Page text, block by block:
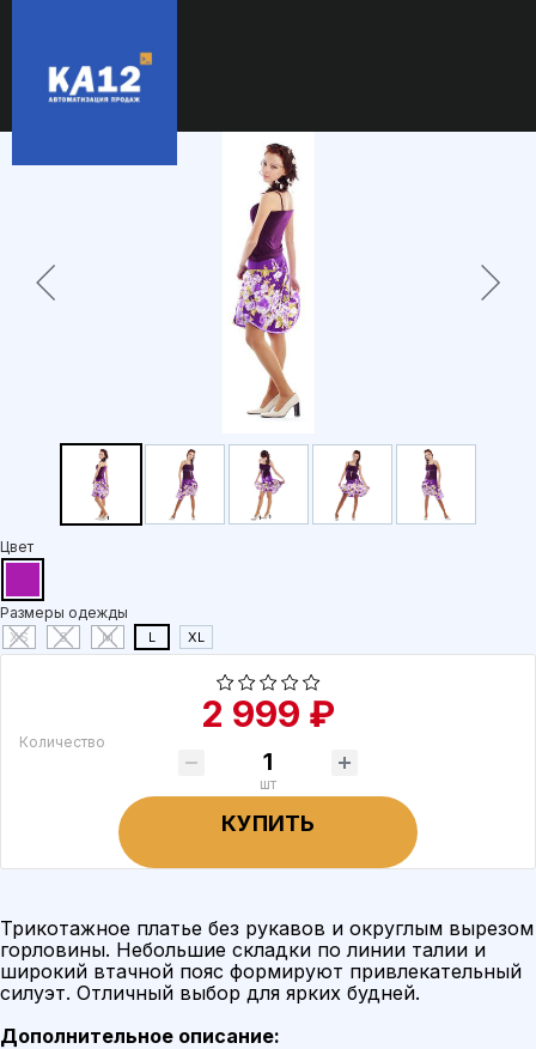
Цвет
Размеры одежды
XS S M L XL
2 999 ₽
Количество
шт
КУПИТЬ
Трикотажное платье без рукавов и округлым вырезом
горловины. Небольшие складки по линии талии и
широкий втачной пояс формируют привлекательный
силуэт. Отличный выбор для ярких будней.
Дополнительное описание: